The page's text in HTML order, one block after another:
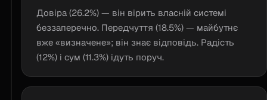
Довіра (26.2%) — він вірить власній системі
беззаперечно. Передчуття (18.5%) — майбутнє
вже «визначене»; він знає відповідь. Радість
(12%) і сум (11.3%) ідуть поруч.